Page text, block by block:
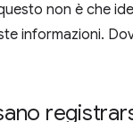
non è che
informazioni.